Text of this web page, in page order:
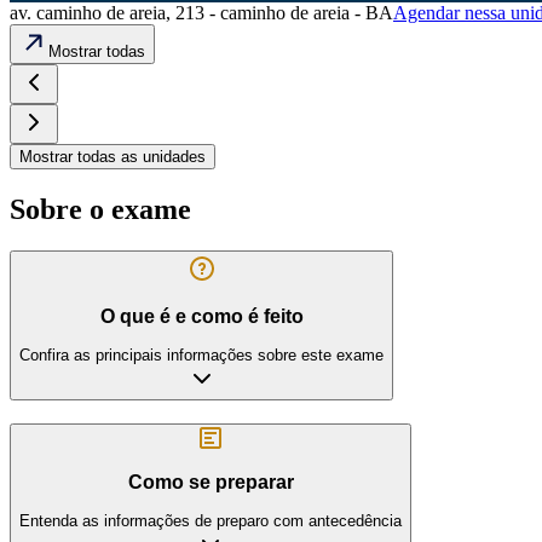
av. caminho de areia, 213 - caminho de areia - BAAgendar nessa
Mostrar todas
Mostrar todas as unidades
Sobre o exame
O que é e como é feito
Confira as principais informações sobre este exame
Como se preparar
Entenda as informações de preparo com antecedência